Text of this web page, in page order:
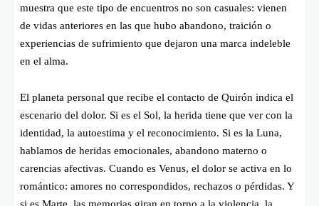
muestra que este tipo de encuentros no son casuales: vienen
de vidas anteriores en las que hubo abandono, traición o
experiencias de sufrimiento que dejaron una marca indeleble
en el alma.
El planeta personal que recibe el contacto de Quirón indica el
escenario del dolor. Si es el Sol, la herida tiene que ver con la
identidad, la autoestima y el reconocimiento. Si es la Luna,
hablamos de heridas emocionales, abandono materno o
carencias afectivas. Cuando es Venus, el dolor se activa en lo
romántico: amores no correspondidos, rechazos o pérdidas. Y